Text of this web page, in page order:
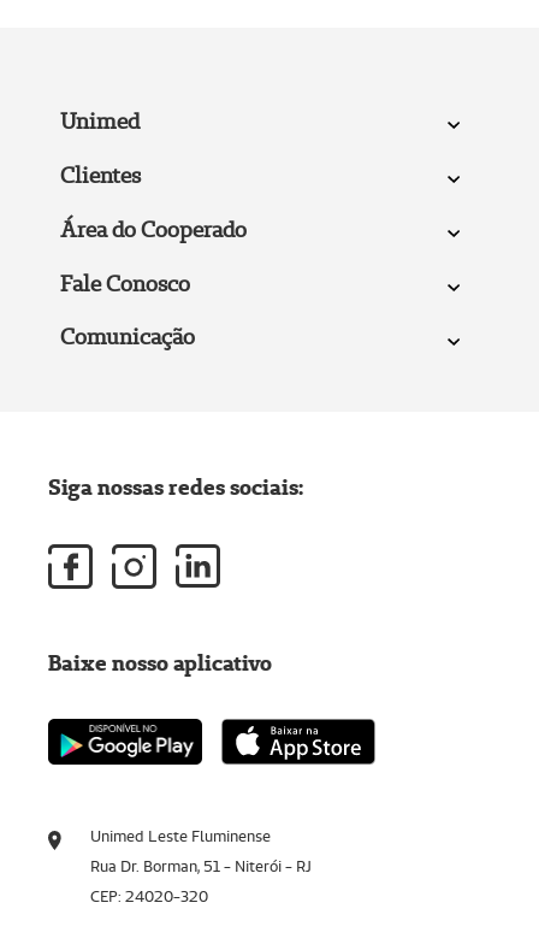
Unimed
Clientes
Área do Cooperado
Fale Conosco
Comunicação
Unimed Leste Fluminense
Rua Dr. Borman, 51 - Niterói - RJ
CEP: 24020-320
Siga nossas redes sociais:
Baixe nosso aplicativo